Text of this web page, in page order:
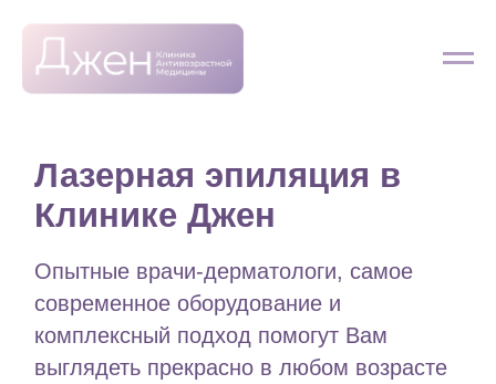
Опытные врачи-дерматологи, самое
современное оборудование и
комплексный подход помогут Вам
выглядеть прекрасно в любом возрасте